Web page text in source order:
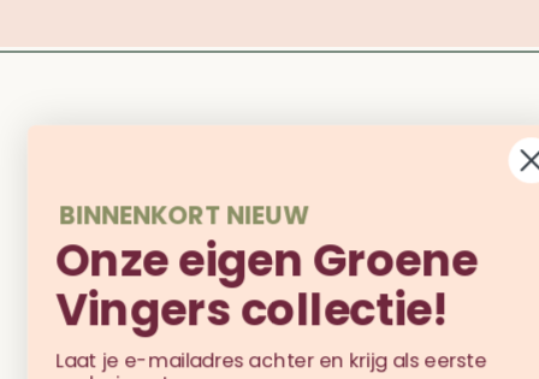
BINNENKORT NIEUW
Onze eigen Groene
Vingers collectie!
Laat je e-mailadres achter en krijg als eerste